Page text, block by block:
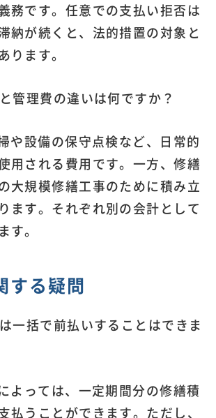
務です。任意での支払い拒否は
納が続くと、法的措置の対象と
ります。
管理費の違いは何ですか？
や設備の保守点検など、日常的
用される費用です。一方、修繕
大規模修繕工事のために積み立
ます。それぞれ別の会計として
す。
する疑問
一括で前払いすることはできま
よっては、一定期間分の修繕積
払うことができます。ただし、